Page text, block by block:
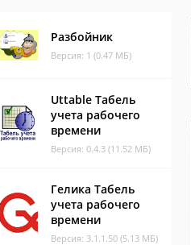
Разбойник
Версия: 1 (0.47 МБ)
Uttable Табель
учета рабочего
времени
Версия: 0.4.3 (11.52 МБ)
Гелика Табель
учета рабочего
времени
Версия: 3.1.1.50 (5.13 МБ)